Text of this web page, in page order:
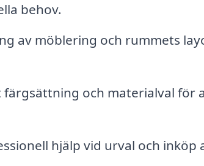
behov.
av möblering och rummets
färgsättning och materialval för
hjälp vid urval och inköp